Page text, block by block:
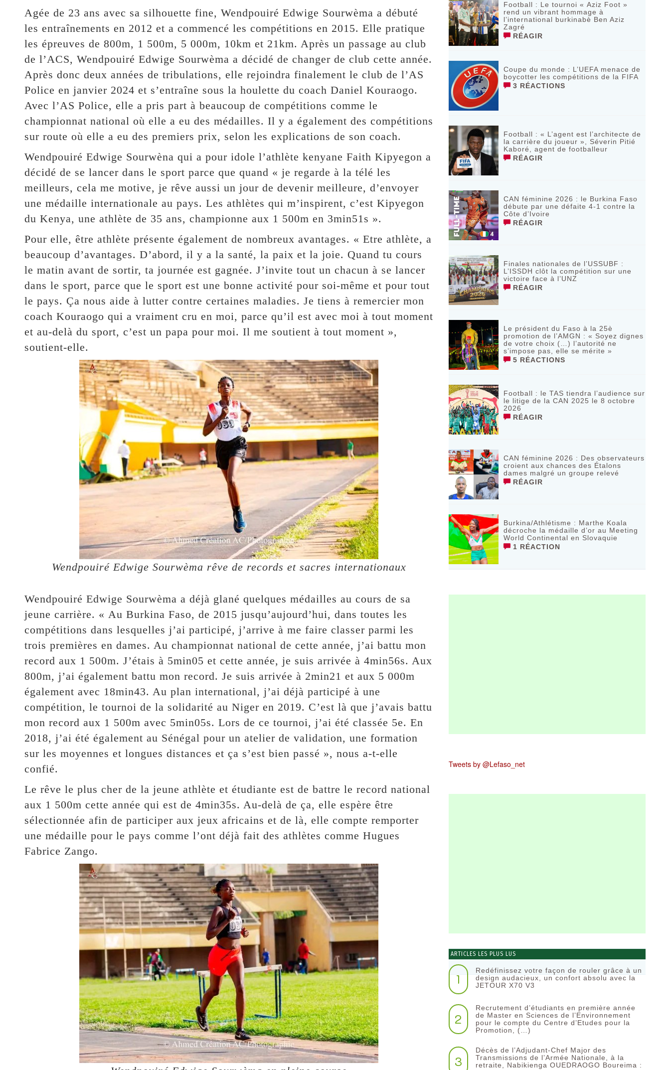
Agée de 23 ans avec sa silhouette fine, Wendpouiré Edwige Sourwèma a débuté
les entraînements en 2012 et a commencé les compétitions en 2015. Elle pratique
les épreuves de 800m, 1 500m, 5 000m, 10km et 21km. Après un passage au club
de l’ACS, Wendpouiré Edwige Sourwèma a décidé de changer de club cette année.
Après donc deux années de tribulations, elle rejoindra finalement le club de l’AS
Police en janvier 2024 et s’entraîne sous la houlette du coach Daniel Kouraogo.
Avec l’AS Police, elle a pris part à beaucoup de compétitions comme le
championnat national où elle a eu des médailles. Il y a également des compétitions
sur route où elle a eu des premiers prix, selon les explications de son coach.
Wendpouiré Edwige Sourwèna qui a pour idole l’athlète kenyane Faith Kipyegon a
décidé de se lancer dans le sport parce que quand « je regarde à la télé les
meilleurs, cela me motive, je rêve aussi un jour de devenir meilleure, d’envoyer
une médaille internationale au pays. Les athlètes qui m’inspirent, c’est Kipyegon
du Kenya, une athlète de 35 ans, championne aux 1 500m en 3min51s ».
Pour elle, être athlète présente également de nombreux avantages. « Etre athlète, a
beaucoup d’avantages. D’abord, il y a la santé, la paix et la joie. Quand tu cours
le matin avant de sortir, ta journée est gagnée. J’invite tout un chacun à se lancer
dans le sport, parce que le sport est une bonne activité pour soi-même et pour tout
le pays. Ça nous aide à lutter contre certaines maladies. Je tiens à remercier mon
coach Kouraogo qui a vraiment cru en moi, parce qu’il est avec moi à tout moment
et au-delà du sport, c’est un papa pour moi. Il me soutient à tout moment »,
soutient-elle.
Wendpouiré Edwige Sourwèma rêve de records et sacres internationaux
Wendpouiré Edwige Sourwèma a déjà glané quelques médailles au cours de sa
jeune carrière. « Au Burkina Faso, de 2015 jusqu’aujourd’hui, dans toutes les
compétitions dans lesquelles j’ai participé, j’arrive à me faire classer parmi les
trois premières en dames. Au championnat national de cette année, j’ai battu mon
record aux 1 500m. J’étais à 5min05 et cette année, je suis arrivée à 4min56s. Aux
800m, j’ai également battu mon record. Je suis arrivée à 2min21 et aux 5 000m
également avec 18min43. Au plan international, j’ai déjà participé à une
compétition, le tournoi de la solidarité au Niger en 2019. C’est là que j’avais battu
mon record aux 1 500m avec 5min05s. Lors de ce tournoi, j’ai été classée 5e. En
2018, j’ai été également au Sénégal pour un atelier de validation, une formation
sur les moyennes et longues distances et ça s’est bien passé », nous a-t-elle
confié.
Le rêve le plus cher de la jeune athlète et étudiante est de battre le record national
aux 1 500m cette année qui est de 4min35s. Au-delà de ça, elle espère être
sélectionnée afin de participer aux jeux africains et de là, elle compte remporter
une médaille pour le pays comme l’ont déjà fait des athlètes comme Hugues
Fabrice Zango.
Football : Le tournoi « Aziz Foot »
rend un vibrant hommage à
l’international burkinabè Ben Aziz
Zagré
RÉAGIR
Coupe du monde : L’UEFA menace de
boycotter les compétitions de la FIFA
3 RÉACTIONS
Football : « L’agent est l’architecte de
la carrière du joueur », Séverin Pitié
Kaboré, agent de footballeur
RÉAGIR
CAN féminine 2026 : le Burkina Faso
débute par une défaite 4-1 contre la
Côte d’Ivoire
RÉAGIR
Finales nationales de l’USSUBF :
L’ISSDH clôt la compétition sur une
victoire face à l’UNZ
RÉAGIR
Le président du Faso à la 25è
promotion de l’AMGN : « Soyez dignes
de votre choix (…) l’autorité ne
s’impose pas, elle se mérite »
5 RÉACTIONS
Football : le TAS tiendra l’audience sur
le litige de la CAN 2025 le 8 octobre
2026
RÉAGIR
CAN féminine 2026 : Des observateurs
croient aux chances des Étalons
dames malgré un groupe relevé
RÉAGIR
Burkina/Athlétisme : Marthe Koala
décroche la médaille d’or au Meeting
World Continental en Slovaquie ‎
1 RÉACTION
Tweets by @Lefaso_net
ARTICLES LES PLUS LUS
1
Redéfinissez votre façon de rouler grâce à un
design audacieux, un confort absolu avec la
JETOUR X70 V3
2
Recrutement d’étudiants en première année
de Master en Sciences de l’Environnement
pour le compte du Centre d’Etudes pour la
Promotion, (…)
3
Décès de l’Adjudant-Chef Major des
Transmissions de l’Armée Nationale, à la
retraite, Nabikienga OUEDRAOGO Boureima :